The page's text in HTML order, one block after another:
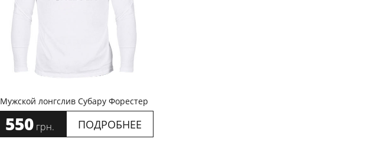
Мужской лонгслив Субару Форестер
550 грн. ПОДРОБНЕЕ